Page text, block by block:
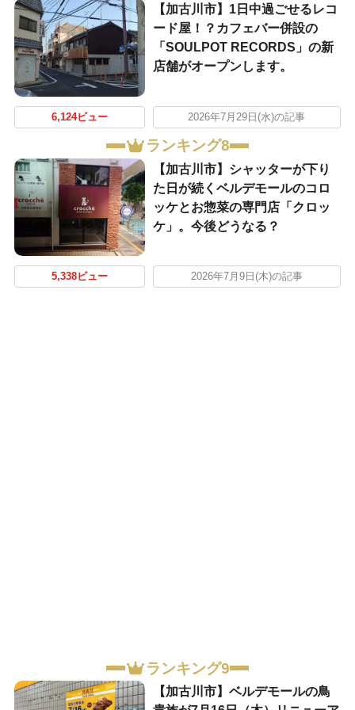
【加古川市】1日中過ごせるレコ
ード屋！？カフェバー併設の
「SOULPOT RECORDS」の新
店舗がオープンします。
6,124ビュー 2026年7月29日(水)の記事
ランキング8
【加古川市】シャッターが下り
た日が続くベルデモールのコロ
ッケとお惣菜の専門店「クロッ
ケ」。今後どうなる？
5,338ビュー 2026年7月9日(木)の記事
ランキング9
【加古川市】ベルデモールの鳥